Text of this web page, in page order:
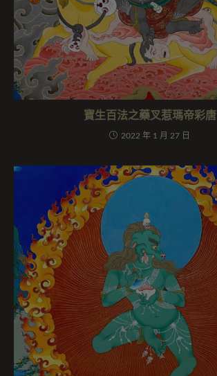
寶生百法之藥叉惹瑪帝彩唐
2022 年 1 月 27 日